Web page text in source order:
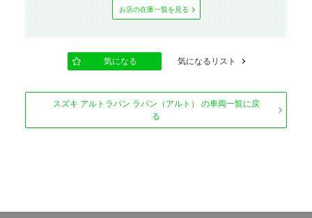
お店の在庫⼀覧を⾒る
気になる 気になるリスト
スズキ アルトラパン ラパン（アルト） の車両一覧に戻
る